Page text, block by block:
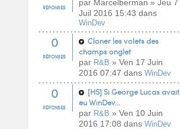
RÉPONSES
par Marcelberman » Jeu 7
Juil 2016 15:43 dans
WinDev
0
RÉPONSES
Cloner les volets des
champs onglet
par R&B » Ven 17 Juin
2016 07:47 dans WinDev
0
RÉPONSES
[HS] Si George Lucas avait
eu WinDev...
par R&B » Ven 10 Juin
2016 17:08 dans WinDev